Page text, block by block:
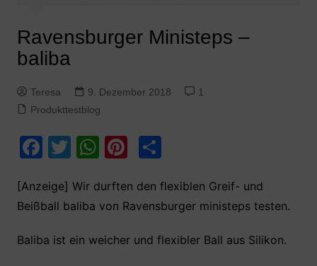
Ravensburger Ministeps –
baliba
Teresa 9. Dezember 2018
1
Produkttestblog
F
c
e
b
T
itt
er
W
at
s
A
Pi
er
e
st
T
le
n
[Anzeige] Wir durften den flexiblen Greif- und
Beißball baliba von Ravensburger ministeps testen.
Baliba ist ein weicher und flexibler Ball aus Silikon.